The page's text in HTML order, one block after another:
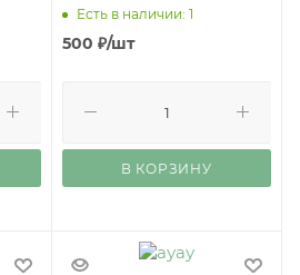
Есть в наличии: 1
500 ₽/шт
В КОРЗИНУ